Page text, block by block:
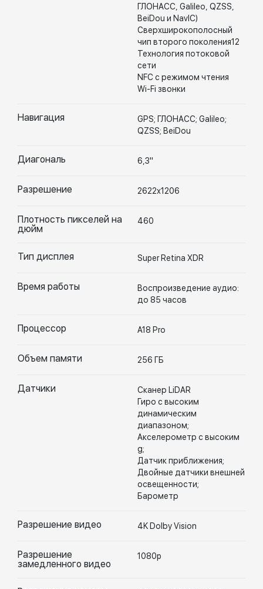
ГЛОНАСС, Galileo, QZSS,
BeiDou и NavIC)
Сверхширокополосный
чип второго поколения12
Технология потоковой
сети
NFC с режимом чтения
Wi-Fi звонки
Навигация
GPS; ГЛОНАСС; Galileo;
QZSS; BeiDou
Диагональ 6,3"
Разрешение 2622х1206
Плотность пикселей на
дюйм
460
Тип дисплея Super Retina XDR
Время работы
Воспроизведение аудио:
до 85 часов
Процессор A18 Pro
Объем памяти 256 ГБ
Датчики
Сканер LiDAR
Гиро с высоким
динамическим
диапазоном;
Акселерометр с высоким
g;
Датчик приближения;
Двойные датчики внешней
освещенности;
Барометр
Разрешение видео 4K Dolby Vision
Разрешение
замедленного видео
1080p